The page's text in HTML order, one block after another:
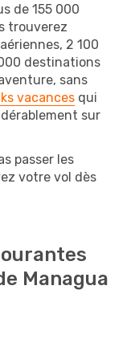
de 155 000
trouverez
2 100
destinations
sans
vacances qui
sur
passer les
votre vol dès
Managua